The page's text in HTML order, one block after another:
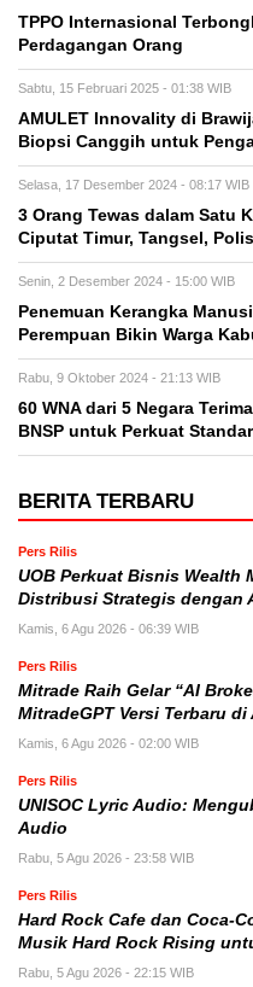
TPPO Internasional
Perdagangan Orang
Sabtu, 15 Februari 2025 - 01:38 WIB
AMULET Innovality di
Biopsi Canggih untuk
Selasa, 17 Desember 2024 - 08:17 WIB
3 Orang Tewas dalam Satu
Ciputat Timur, Tangsel,
Senin, 2 Desember 2024 - 15:00 WIB
Penemuan Kerangka
Perempuan Bikin Warga
Rabu, 9 Oktober 2024 - 21:13 WIB
60 WNA dari 5 Negara
BNSP untuk Perkuat
BERITA TERBARU
Pers Rilis
UOB Perkuat Bisnis Wealth
Distribusi Strategis dengan
Kamis, 6 Agu 2026 - 06:39 WIB
Pers Rilis
Mitrade Raih Gelar “AI
MitradeGPT Versi Terbaru di
Kamis, 6 Agu 2026 - 02:00 WIB
Pers Rilis
UNISOC Lyric Audio:
Audio
Rabu, 5 Agu 2026 - 23:58 WIB
Pers Rilis
Hard Rock Cafe dan Coca-
Musik Hard Rock Rising
Rabu, 5 Agu 2026 - 22:15 WIB